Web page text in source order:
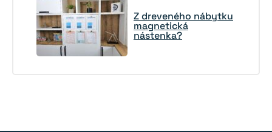
Z dreveného nábytku
magnetická
nástenka?